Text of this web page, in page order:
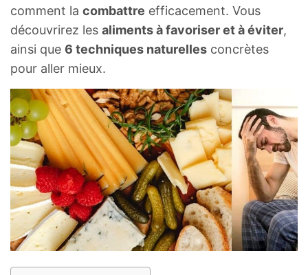
comment la combattre efficacement. Vous
découvrirez les aliments à favoriser et à éviter,
ainsi que 6 techniques naturelles concrètes
pour aller mieux.